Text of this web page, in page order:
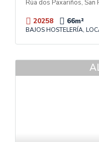
20258 66m²
BAJOS HOSTELERÍA,